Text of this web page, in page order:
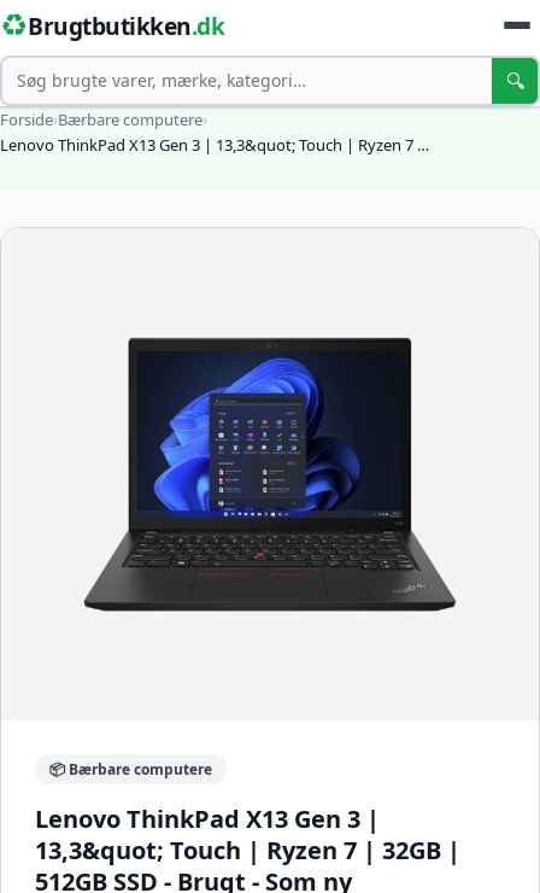
♻️Brugtbutikken.dk
Søg 🔍
Forside›Bærbare computere›
Lenovo ThinkPad X13 Gen 3 | 13,3&quot; Touch | Ryzen 7 …
📦 Bærbare computere
Lenovo ThinkPad X13 Gen 3 |
13,3&quot; Touch | Ryzen 7 | 32GB |
512GB SSD - Brugt - Som ny